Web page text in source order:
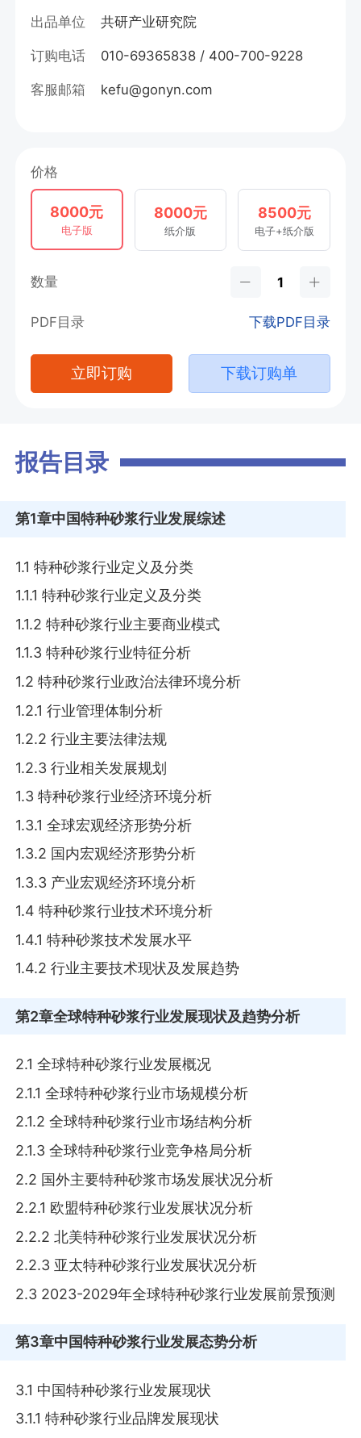
出品单位 共研产业研究院
订购电话 010-69365838 / 400-700-9228
客服邮箱 kefu@gonyn.com
价格
8000元
电子版
8000元
纸介版
8500元
电子+纸介版
数量
PDF目录 下载PDF目录
立即订购 下载订购单
报告目录
第1章中国特种砂浆行业发展综述
1.1 特种砂浆行业定义及分类
1.1.1 特种砂浆行业定义及分类
1.1.2 特种砂浆行业主要商业模式
1.1.3 特种砂浆行业特征分析
1.2 特种砂浆行业政治法律环境分析
1.2.1 行业管理体制分析
1.2.2 行业主要法律法规
1.2.3 行业相关发展规划
1.3 特种砂浆行业经济环境分析
1.3.1 全球宏观经济形势分析
1.3.2 国内宏观经济形势分析
1.3.3 产业宏观经济环境分析
1.4 特种砂浆行业技术环境分析
1.4.1 特种砂浆技术发展水平
1.4.2 行业主要技术现状及发展趋势
第2章全球特种砂浆行业发展现状及趋势分析
2.1 全球特种砂浆行业发展概况
2.1.1 全球特种砂浆行业市场规模分析
2.1.2 全球特种砂浆行业市场结构分析
2.1.3 全球特种砂浆行业竞争格局分析
2.2 国外主要特种砂浆市场发展状况分析
2.2.1 欧盟特种砂浆行业发展状况分析
2.2.2 北美特种砂浆行业发展状况分析
2.2.3 亚太特种砂浆行业发展状况分析
2.3 2023-2029年全球特种砂浆行业发展前景预测
第3章中国特种砂浆行业发展态势分析
3.1 中国特种砂浆行业发展现状
3.1.1 特种砂浆行业品牌发展现状